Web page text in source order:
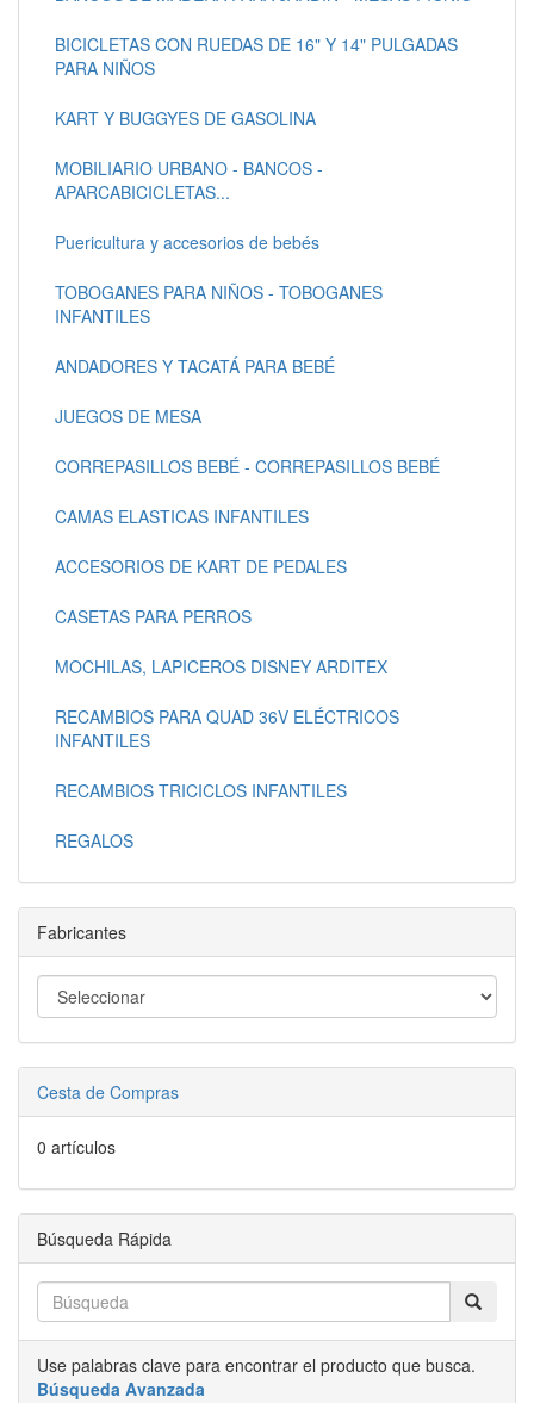
BICICLETAS CON RUEDAS DE 16" Y 14" PULGADAS
PARA NIÑOS
KART Y BUGGYES DE GASOLINA
MOBILIARIO URBANO - BANCOS -
APARCABICICLETAS...
Puericultura y accesorios de bebés
TOBOGANES PARA NIÑOS - TOBOGANES
INFANTILES
ANDADORES Y TACATÁ PARA BEBÉ
JUEGOS DE MESA
CORREPASILLOS BEBÉ - CORREPASILLOS BEBÉ
CAMAS ELASTICAS INFANTILES
ACCESORIOS DE KART DE PEDALES
CASETAS PARA PERROS
MOCHILAS, LAPICEROS DISNEY ARDITEX
RECAMBIOS PARA QUAD 36V ELÉCTRICOS
INFANTILES
RECAMBIOS TRICICLOS INFANTILES
REGALOS
Fabricantes
Cesta de Compras
0 artículos
Búsqueda Rápida
Use palabras clave para encontrar el producto que busca.
Búsqueda Avanzada